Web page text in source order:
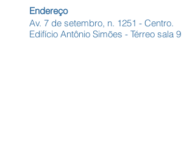
Endereço
Av. 7 de setembro, n. 1251 - Centro.
Edifício Antônio Simões - Térreo sala 9